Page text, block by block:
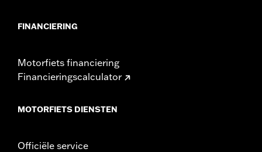
FINANCIERING
Motorfiets financiering
Financieringscalculator
MOTORFIETS DIENSTEN
Officiële service